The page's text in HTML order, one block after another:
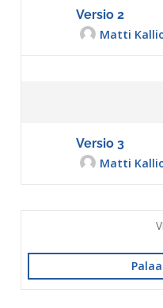
Versio 2
Matti
Versio 3
Matti